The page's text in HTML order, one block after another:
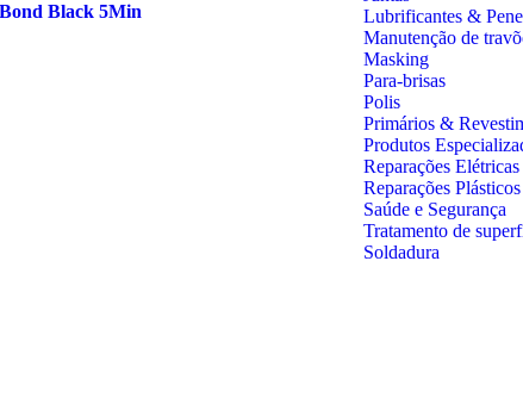
Black 5Min
Lubrificantes &
Manutenção de
Masking
Para-brisas
Polis
Primários &
Produtos
Reparações Elétricas
Reparações
Saúde e Segurança
Tratamento de
Soldadura